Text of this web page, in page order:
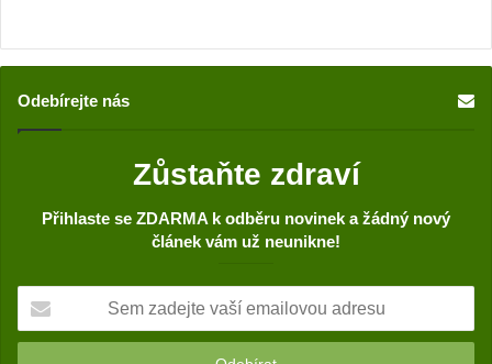
Odebírejte nás
Zůstaňte zdraví
Přihlaste se ZDARMA k odběru novinek a žádný nový
článek vám už neunikne!
m